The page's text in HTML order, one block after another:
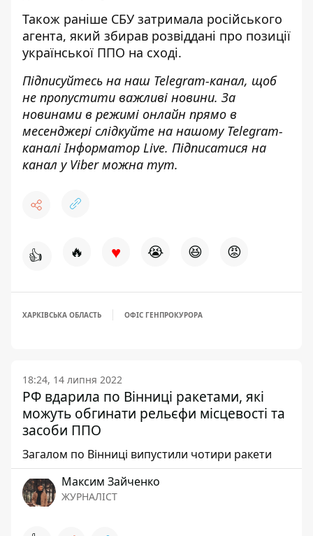
Також раніше СБУ затримала російського
агента, який збирав розвіддані про позиції
української ППО на сході.
Підписуйтесь на наш Telegram-канал, щоб
не пропустити важливі новини. За
новинами в режимі онлайн прямо в
месенджері слідкуйте на нашому Telegram-
каналіІнформатор Live. Підписатися на
канал у Viber можна тут.
👍 🔥 ♥ 😭 😆 😡
ХАРКІВСЬКА ОБЛАСТЬ ОФІС ГЕНПРОКУРОРА
18:24, 14 липня 2022
РФ вдарила по Вінниці ракетами, які
можуть обгинати рельєфи місцевості та
засоби ППО
Загалом по Вінниці випустили чотири ракети
Максим Зайченко
ЖУРНАЛІСТ